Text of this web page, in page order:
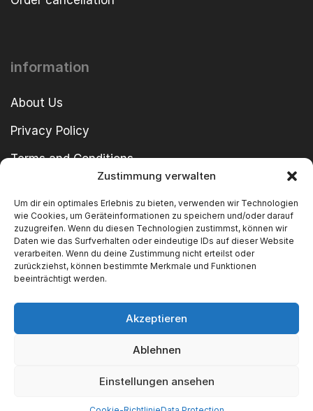
Zustimmung verwalten
Um dir ein optimales Erlebnis zu bieten, verwenden wir Technologien
wie Cookies, um Geräteinformationen zu speichern und/oder darauf
zuzugreifen. Wenn du diesen Technologien zustimmst, können wir
Daten wie das Surfverhalten oder eindeutige IDs auf dieser Website
verarbeiten. Wenn du deine Zustimmung nicht erteilst oder
zurückziehst, können bestimmte Merkmale und Funktionen
beeinträchtigt werden.
Akzeptieren
Ablehnen
Einstellungen ansehen
information
About Us
Privacy Policy
Terms and Conditions
Copyright © 2024 SWT GmbH